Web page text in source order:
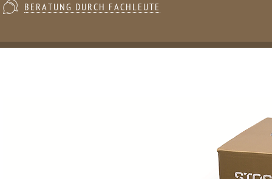
BERATUNG DURCH FACHLEUTE